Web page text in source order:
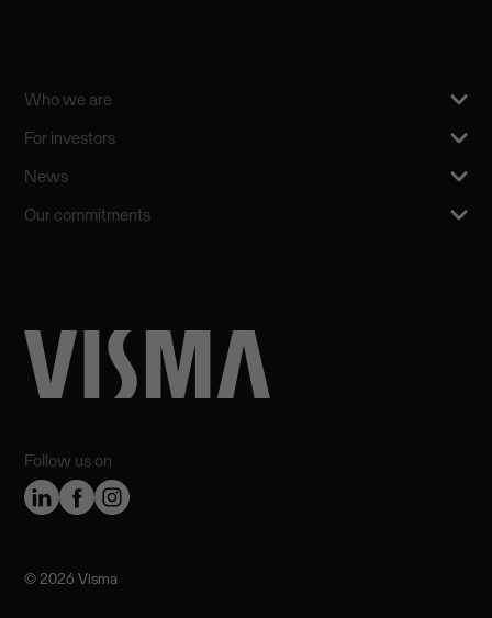
Follow us on
Who we are
For investors
News
Our commitments
©️ 2026 Visma